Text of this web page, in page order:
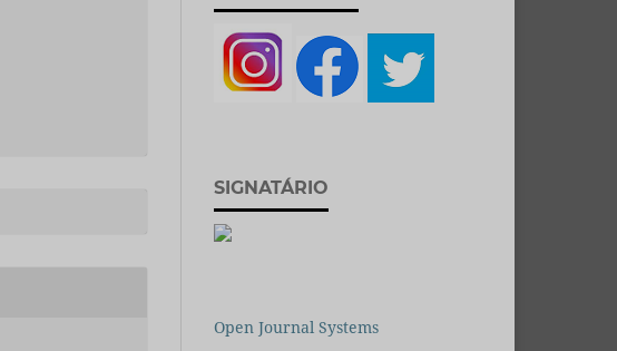
SIGNATÁRIO
Open Journal Systems